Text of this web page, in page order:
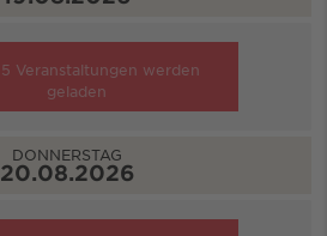
5 Veranstaltungen werden
geladen
DONNERSTAG
20.08.2026